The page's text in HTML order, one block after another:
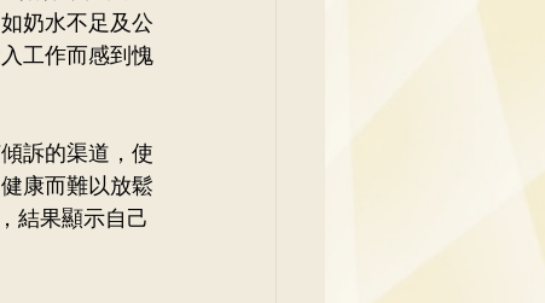
奶水不足及公
工作而感到愧
訴的渠道，使
康而難以放鬆
結果顯示自己